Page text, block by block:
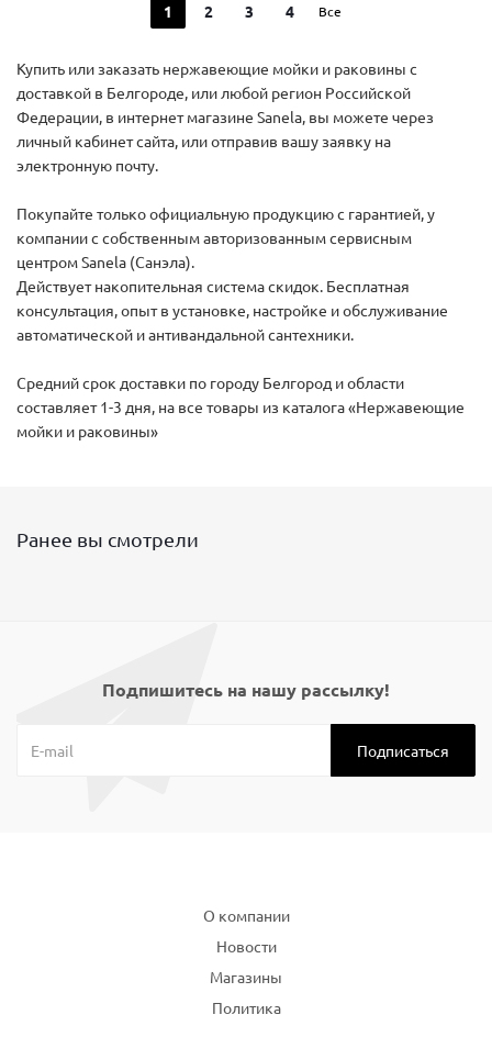
1 2 3 4 Все
Купить или заказать нержавеющие мойки и раковины с
доставкой в Белгороде, или любой регион Российской
Федерации, в интернет магазине Sanela, вы можете через
личный кабинет сайта, или отправив вашу заявку на
электронную почту.
Покупайте только официальную продукцию с гарантией, у
компании с собственным авторизованным сервисным
центром Sanela (Санэла).
Действует накопительная система скидок. Бесплатная
консультация, опыт в установке, настройке и обслуживание
автоматической и антивандальной сантехники.
Средний срок доставки по городу Белгород и области
составляет 1-3 дня, на все товары из каталога «Нержавеющие
мойки и раковины»
Ранее вы смотрели
Подпишитесь на нашу рассылку!
О компании
Новости
Магазины
Политика